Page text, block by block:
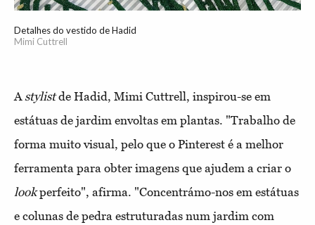
Detalhes do vestido de Hadid
Mimi Cuttrell
Astylistde Hadid, Mimi Cuttrell, inspirou-se em
estátuas de jardim envoltas em plantas. "Trabalho de
forma muito visual, pelo que o Pinterest é a melhor
ferramenta para obter imagens que ajudem a criar o
lookperfeito", afirma. "Concentrámo-nos em estátuas
e colunas de pedra estruturadas num jardim com